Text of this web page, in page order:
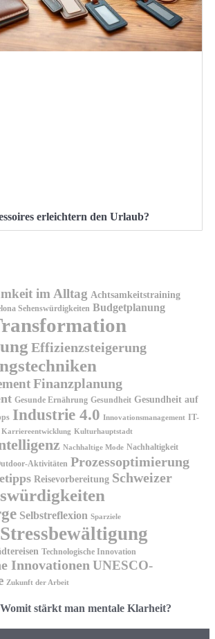
erleichtern den Urlaub?
im Alltag Achtsamkeitstraining
Sehenswürdigkeiten Budgetplanung
Effizienzsteigerung
Finanzplanung
Gesunde Ernährung Gesundheit Gesundheit auf
Industrie 4.0 Innovationsmanagement IT-
Karriereentwicklung Kulturhauptstadt
Nachhaltige Mode Nachhaltigkeit
Aktivitäten Prozessoptimierung
Reisevorbereitung Schweizer
Selbstreflexion Sparziele
Stressbewältigung
Technologische Innovation
Innovationen UNESCO-
Zukunft der Arbeit
Womit stärkt man mentale Klarheit?